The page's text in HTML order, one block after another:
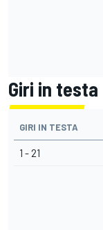
Giri in testa
GIRI IN TESTA
1 - 21